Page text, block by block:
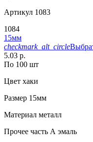
Артикул 1083
1084
15мм
checkmark_alt_circle
5.03 р.
По 100 шт
Цвет хаки
Размер 15мм
Материал металл
Прочее часть А эмаль